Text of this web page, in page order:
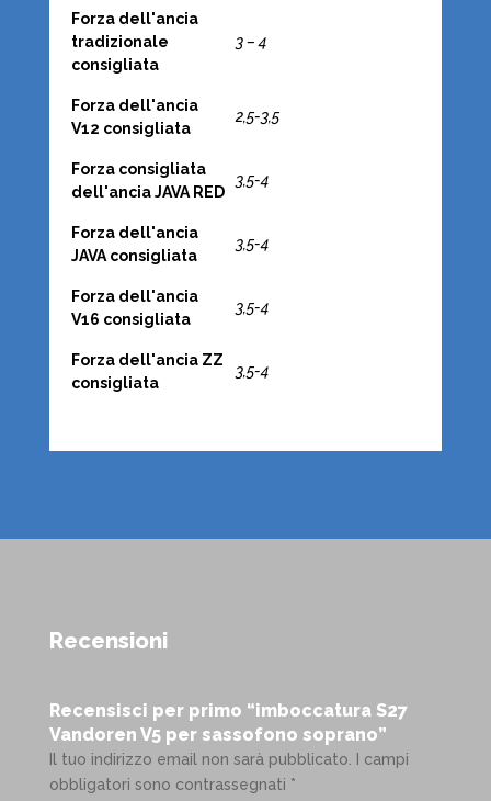
Forza dell'ancia
tradizionale
consigliata
3 – 4
Forza dell'ancia
V12 consigliata
2,5-3,5
Forza consigliata
dell'ancia JAVA RED
3,5-4
Forza dell'ancia
JAVA consigliata
3,5-4
Forza dell'ancia
V16 consigliata
3,5-4
Forza dell'ancia ZZ
consigliata
3,5-4
Recensioni
Recensisci per primo “imboccatura S27
Vandoren V5 per sassofono soprano”
Il tuo indirizzo email non sarà pubblicato.
I campi
obbligatori sono contrassegnati *